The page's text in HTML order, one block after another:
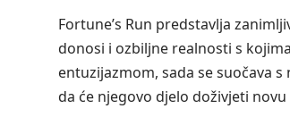
Fortune’s Run predstavlja
donosi i ozbiljne realnosti s
entuzijazmom, sada se suočava
da će njegovo djelo doživjeti